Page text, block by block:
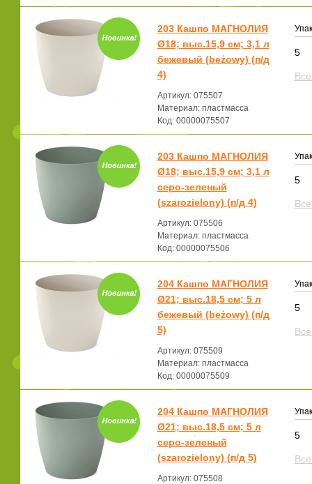
203 Кашпо МАГНОЛИЯ
Ø18; выс.15,9 см; 3,1 л
бежевый (beżowy) (п/д
4)
Артикул: 075507
Материал: пластмасса
Код: 00000075507
5
203 Кашпо МАГНОЛИЯ
Ø18; выс.15,9 см; 3,1 л
серо-зеленый
(szarozielony) (п/д 4)
Артикул: 075506
Материал: пластмасса
Код: 00000075506
5
204 Кашпо МАГНОЛИЯ
Ø21; выс.18,5 см; 5 л
бежевый (beżowy) (п/д
5)
Артикул: 075509
Материал: пластмасса
Код: 00000075509
5
204 Кашпо МАГНОЛИЯ
Ø21; выс.18,5 см; 5 л
серо-зеленый
(szarozielony) (п/д 5)
Артикул: 075508
5